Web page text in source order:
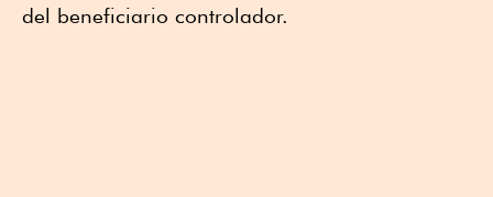
del beneficiario controlador.